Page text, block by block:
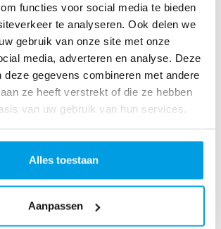
functies voor social media te bieden
te analyseren. Ook delen we
gebruik van onze site met onze
media, adverteren en analyse. Deze
deze gegevens combineren met andere
ze heeft verstrekt of die ze hebben
van uw gebruik van hun services.
Alles toestaan
Aanpassen
Succes topper!!!
TOON MEER
Team Members